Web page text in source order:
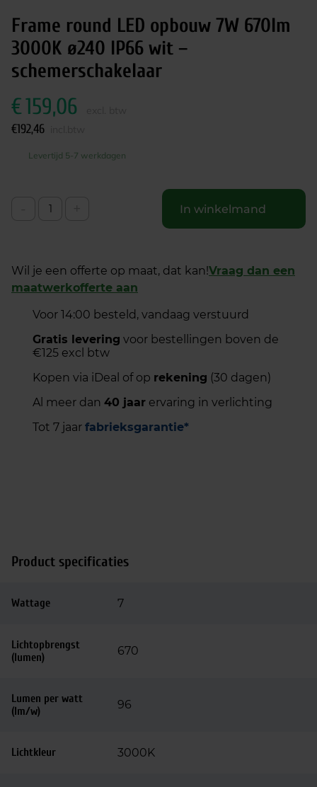
Frame round LED opbouw 7W 670lm
3000K ø240 IP66 wit –
schemerschakelaar
€159,06
€192,46
Levertijd 5-7 werkdagen
In winkelmand
Wil je een offerte op maat, dat kan!Vraag dan een
maatwerkofferte aan
Voor 14:00 besteld, vandaag verstuurd
Gratis levering voor bestellingen boven de
€125 excl btw
Kopen via iDeal of op rekening (30 dagen)
Al meer dan 40 jaar ervaring in verlichting
Tot 7 jaar fabrieksgarantie*
Product specificaties
Wattage 7
Lichtopbrengst
(lumen)
670
Lumen per watt
(lm/w)
96
Lichtkleur 3000K